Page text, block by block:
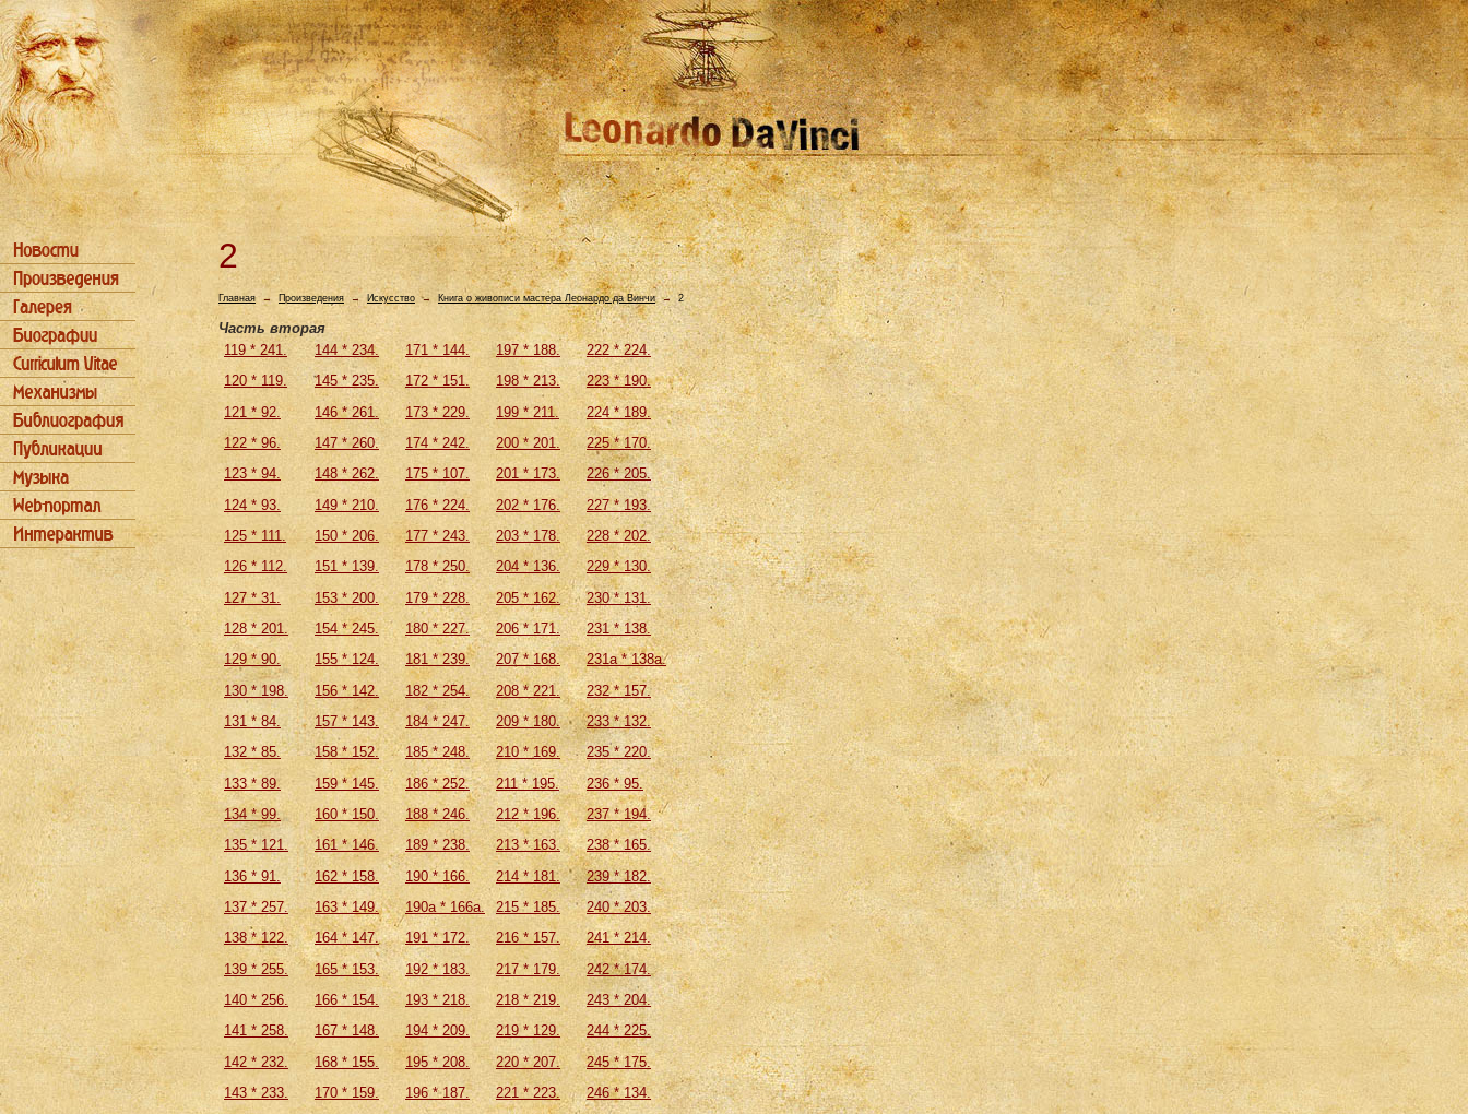
2
Главная→ Произведения → Искусство → Книга о живописи мастера Леонардо да Винчи→2
Часть вторая
119 * 241.
120 * 119.
121 * 92.
122 * 96.
123 * 94.
124 * 93.
125 * 111.
126 * 112.
127 * 31.
128 * 201.
129 * 90.
130 * 198.
131 * 84.
132 * 85.
133 * 89.
134 * 99.
135 * 121.
136 * 91.
137 * 257.
138 * 122.
139 * 255.
140 * 256.
141 * 258.
142 * 232.
143 * 233.
144 * 234.
145 * 235.
146 * 261.
147 * 260.
148 * 262.
149 * 210.
150 * 206.
151 * 139.
153 * 200.
154 * 245.
155 * 124.
156 * 142.
157 * 143.
158 * 152.
159 * 145.
160 * 150.
161 * 146.
162 * 158.
163 * 149.
164 * 147.
165 * 153.
166 * 154.
167 * 148.
168 * 155.
170 * 159.
171 * 144.
172 * 151.
173 * 229.
174 * 242.
175 * 107.
176 * 224.
177 * 243.
178 * 250.
179 * 228.
180 * 227.
181 * 239.
182 * 254.
184 * 247.
185 * 248.
186 * 252.
188 * 246.
189 * 238.
190 * 166.
190а * 166a.
191 * 172.
192 * 183.
193 * 218.
194 * 209.
195 * 208.
196 * 187.
197 * 188.
198 * 213.
199 * 211.
200 * 201.
201 * 173.
202 * 176.
203 * 178.
204 * 136.
205 * 162.
206 * 171.
207 * 168.
208 * 221.
209 * 180.
210 * 169.
211 * 195.
212 * 196.
213 * 163.
214 * 181.
215 * 185.
216 * 157.
217 * 179.
218 * 219.
219 * 129.
220 * 207.
221 * 223.
222 * 224.
223 * 190.
224 * 189.
225 * 170.
226 * 205.
227 * 193.
228 * 202.
229 * 130.
230 * 131.
231 * 138.
231а * 138а.
232 * 157.
233 * 132.
235 * 220.
236 * 95.
237 * 194.
238 * 165.
239 * 182.
240 * 203.
241 * 214.
242 * 174.
243 * 204.
244 * 225.
245 * 175.
246 * 134.